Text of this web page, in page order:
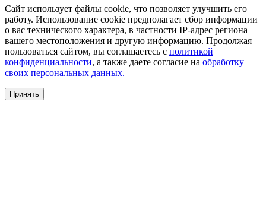
Сайт использует файлы cookie, что позволяет улучшить его
работу. Использование cookie предполагает сбор информации
о вас технического характера, в частности IP-адрес региона
вашего местоположения и другую информацию. Продолжая
пользоваться сайтом, вы соглашаетесь с политикой
конфиденциальности, а также даете согласие на обработку
своих персональных данных.
Принять